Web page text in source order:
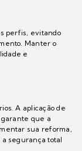
perfis, evitando
Manter o
e
A aplicação de
que a
sua reforma,
segurança total